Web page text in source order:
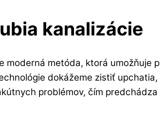
kanalizácie
moderná metóda, ktorá
dokážeme zistiť
problémov, čím